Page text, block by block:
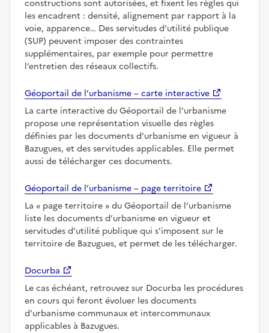
constructions sont autorisées, et fixent les règles qui
les encadrent : densité, alignement par rapport à la
voie, apparence… Des servitudes d’utilité publique
(SUP) peuvent imposer des contraintes
supplémentaires, par exemple pour permettre
l’entretien des réseaux collectifs.
Géoportail de l’urbanisme – carte interactive
La carte interactive du Géoportail de l’urbanisme
propose une représentation visuelle des règles
définies par les documents d’urbanisme en vigueur à
Bazugues, et des servitudes applicables. Elle permet
aussi de télécharger ces documents.
Géoportail de l’urbanisme – page territoire
La
page territoire
du Géoportail de l’urbanisme
liste les documents d’urbanisme en vigueur et
servitudes d’utilité publique qui s’imposent sur le
territoire de Bazugues, et permet de les télécharger.
Docurba
Le cas échéant, retrouvez sur Docurba les procédures
en cours qui feront évoluer les documents
d'urbanisme communaux et intercommunaux
applicables à Bazugues.